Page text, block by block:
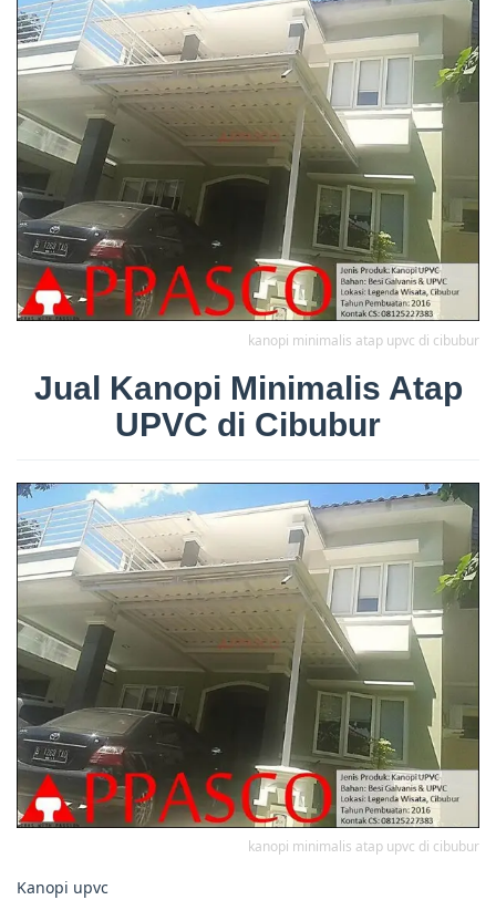
kanopi minimalis atap upvc di cibubur
Jual Kanopi Minimalis Atap
UPVC di Cibubur
kanopi minimalis atap upvc di cibubur
Kanopi upvc